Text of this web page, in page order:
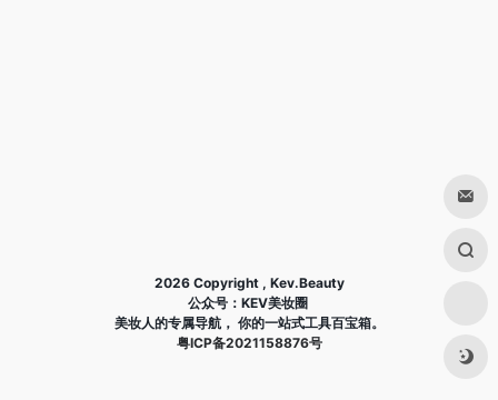
2026 Copyright , Kev.Beauty
公众号：KEV美妆圈
美妆人的专属导航， 你的一站式工具百宝箱。
粤ICP备2021158876号